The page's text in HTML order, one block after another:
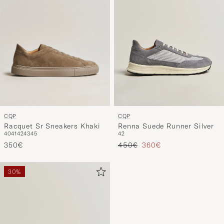
CQP
Racquet Sr Sneakers Khaki
4041424345
350€
CQP
Renna Suede Runner Silver
42
Tavallinen hinta
450€ Alennettu hinta
360€
30%